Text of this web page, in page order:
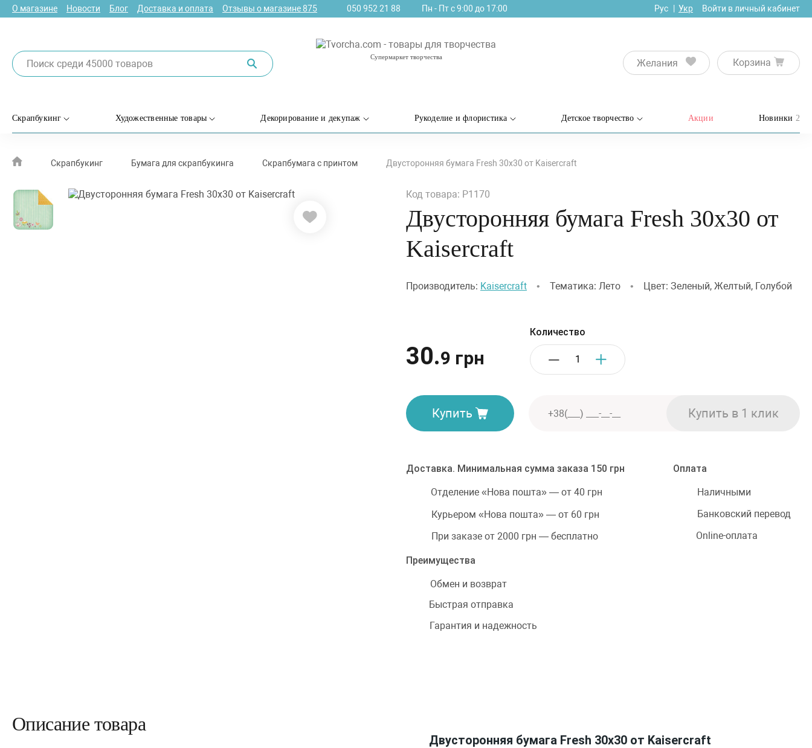
О магазине Новости Блог Доставка и оплата Отзывы о магазине875 050 952 21 88 Пн - Пт с 9:00 до 17:00 Рус Укр Войти в личный кабинет
Супермаркет творчества
Желания Корзина
Скрапбукинг Художественные товары Декорирование и декупаж Рукоделие и флористика Детское творчество Акции Новинки 2
Скрапбукинг Бумага для скрапбукинга Скрапбумага с принтом Двусторонняя бумага Fresh 30х30 от Kaisercraft
Код товара: P1170
Двусторонняя бумага Fresh 30х30 от
Kaisercraft
Производитель: Kaisercraft • Тематика: Лето • Цвет: Зеленый, Желтый, Голубой
30.9 грн
Количество
Купить
Доставка. Минимальная сумма заказа 150 грн
Отделение «Нова пошта» — от 40 грн
Курьером «Нова пошта» — от 60 грн
При заказе от 2000 грн — бесплатно
Оплата
Наличными
Банковский перевод
Online-оплата
Преимущества
Обмен и возврат
Быстрая отправка
Гарантия и надежность
Описание товара
Двусторонняя бумага Fresh 30х30 от Kaisercraft